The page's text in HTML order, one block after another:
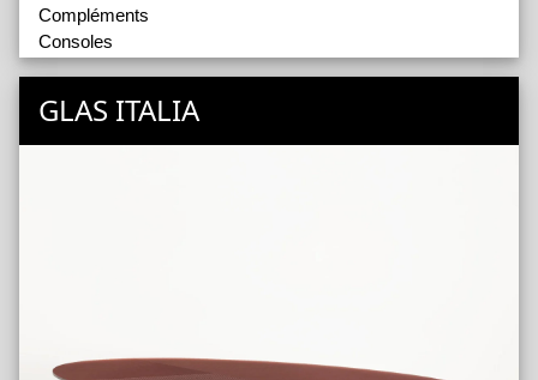
Compléments
Consoles
Tables Basses
Tables transformables
Tabourets
GLAS ITALIA